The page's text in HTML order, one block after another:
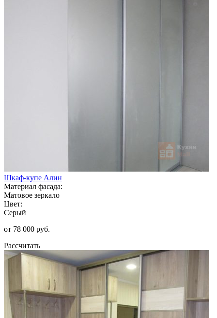
Шкаф-купе Алин
Материал фасада:
Матовое зеркало
Цвет:
Серый
от 78 000 руб.
Рассчитать